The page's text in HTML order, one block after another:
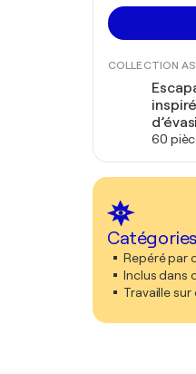
COLLECTION
60
Repéré par
Inclus dans
Travaille